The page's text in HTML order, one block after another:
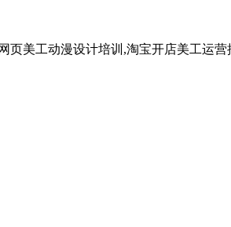
美工动漫设计培训,淘宝开店美工运